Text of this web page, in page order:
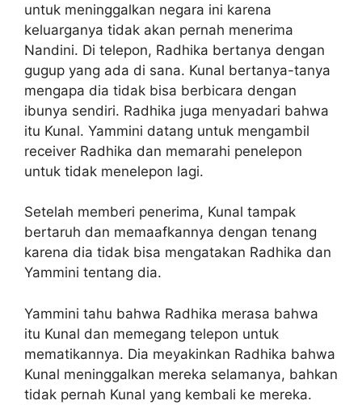
untuk meninggalkan negara ini karena
keluarganya tidak akan pernah menerima
Nandini. Di telepon, Radhika bertanya dengan
gugup yang ada di sana. Kunal bertanya-tanya
mengapa dia tidak bisa berbicara dengan
ibunya sendiri. Radhika juga menyadari bahwa
itu Kunal. Yammini datang untuk mengambil
receiver Radhika dan memarahi penelepon
untuk tidak menelepon lagi.
Setelah memberi penerima, Kunal tampak
bertaruh dan memaafkannya dengan tenang
karena dia tidak bisa mengatakan Radhika dan
Yammini tentang dia.
Yammini tahu bahwa Radhika merasa bahwa
itu Kunal dan memegang telepon untuk
mematikannya. Dia meyakinkan Radhika bahwa
Kunal meninggalkan mereka selamanya, bahkan
tidak pernah Kunal yang kembali ke mereka.